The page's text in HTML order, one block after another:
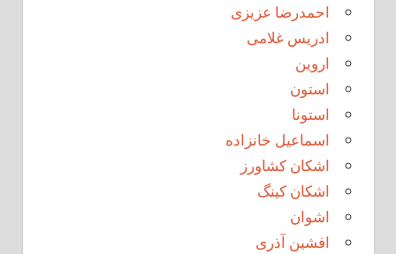
احمدرضا عزیزی
ادریس غلامی
اروین
استون
استونا
اسماعیل خانزاده
اشکان کشاورز
اشکان کینگ
اشوان
افشین آذری